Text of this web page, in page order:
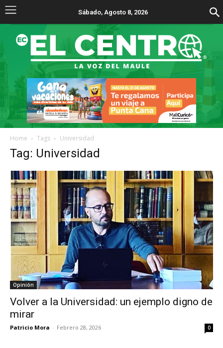
Sábado, Agosto 8, 2026
Home Tags Universidad
Tag: Universidad
Opinión
Volver a la Universidad: un ejemplo digno de
mirar
Patricio Mora - Febrero 28, 2026 0